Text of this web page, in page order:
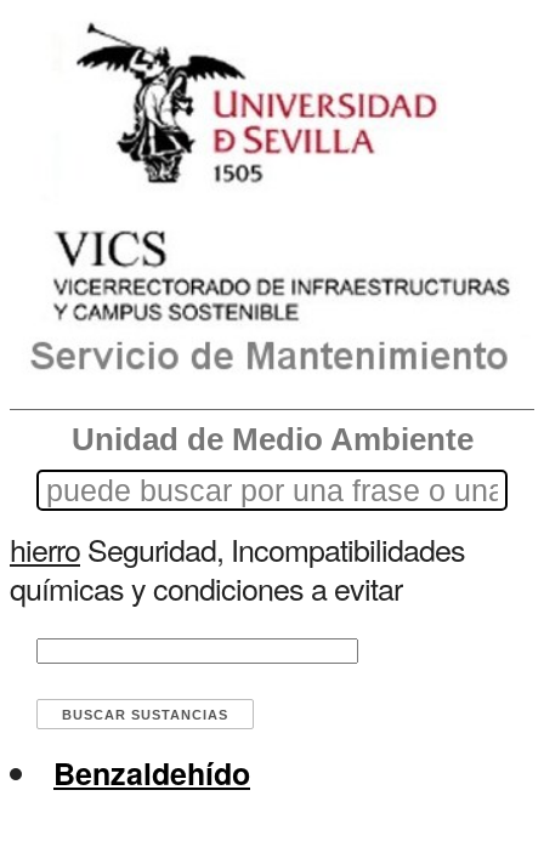
Unidad de Medio Ambiente
hierroSeguridad, Incompatibilidades
químicas y condiciones a evitar
Benzaldehído